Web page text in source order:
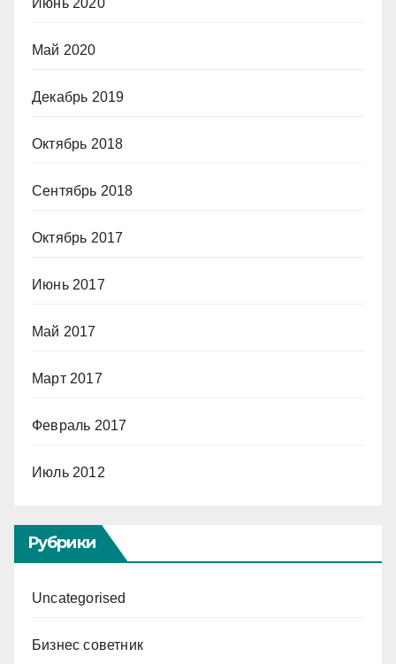
Май 2020
Декабрь 2019
Октябрь 2018
Сентябрь 2018
Октябрь 2017
Июнь 2017
Май 2017
Март 2017
Февраль 2017
Июль 2012
Рубрики
Uncategorised
Бизнес советник